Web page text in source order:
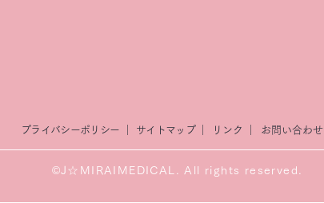
プライバシーポリシー ｜ サイトマップ リンク ​お問い合わせ
©J☆MIRAIMEDICAL. All rights reserved.